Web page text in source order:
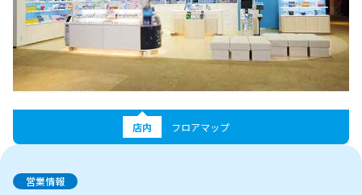
店内 フロアマップ
営業情報